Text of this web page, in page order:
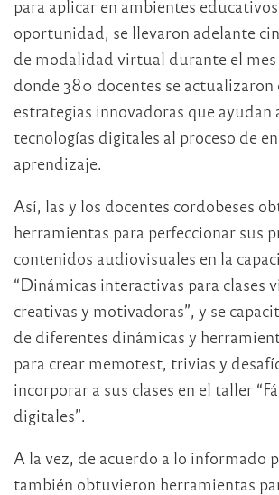
para aplicar en ambientes
oportunidad, se llevaron adelante
de modalidad virtual durante el mes
donde 380 docentes se actualizaron
estrategias innovadoras que ayudan
tecnologías digitales al proceso de
aprendizaje.
Así, las y los docentes cordobeses
herramientas para perfeccionar sus
contenidos audiovisuales en la
“Dinámicas interactivas para clases
creativas y motivadoras”, y se
de diferentes dinámicas y
para crear memotest, trivias y
incorporar a sus clases en el taller
digitales”.
A la vez, de acuerdo a lo informado
también obtuvieron herramientas